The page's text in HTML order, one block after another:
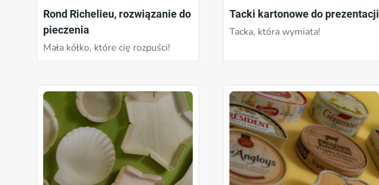
Rond Richelieu, rozwiązanie do
pieczenia
Mała kółko, które cię rozpuści!
Tacki kartonowe do prezentacji
Tacka, która wymiata!